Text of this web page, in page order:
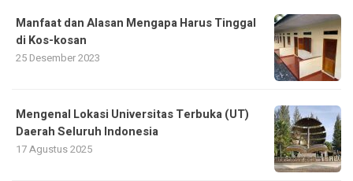
Manfaat dan Alasan Mengapa Harus Tinggal
di Kos-kosan
25 Desember 2023
Mengenal Lokasi Universitas Terbuka (UT)
Daerah Seluruh Indonesia
17 Agustus 2025